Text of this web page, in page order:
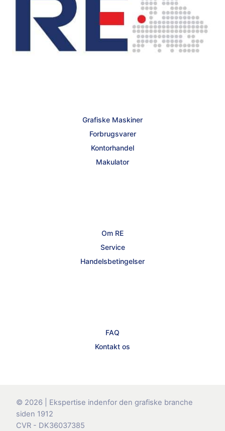
Grafiske Maskiner
Forbrugsvarer
Kontorhandel
Makulator
Om RE
Service
Handelsbetingelser
FAQ
Kontakt os
© 2026 | Ekspertise indenfor den grafiske branche
siden 1912
CVR - DK36037385